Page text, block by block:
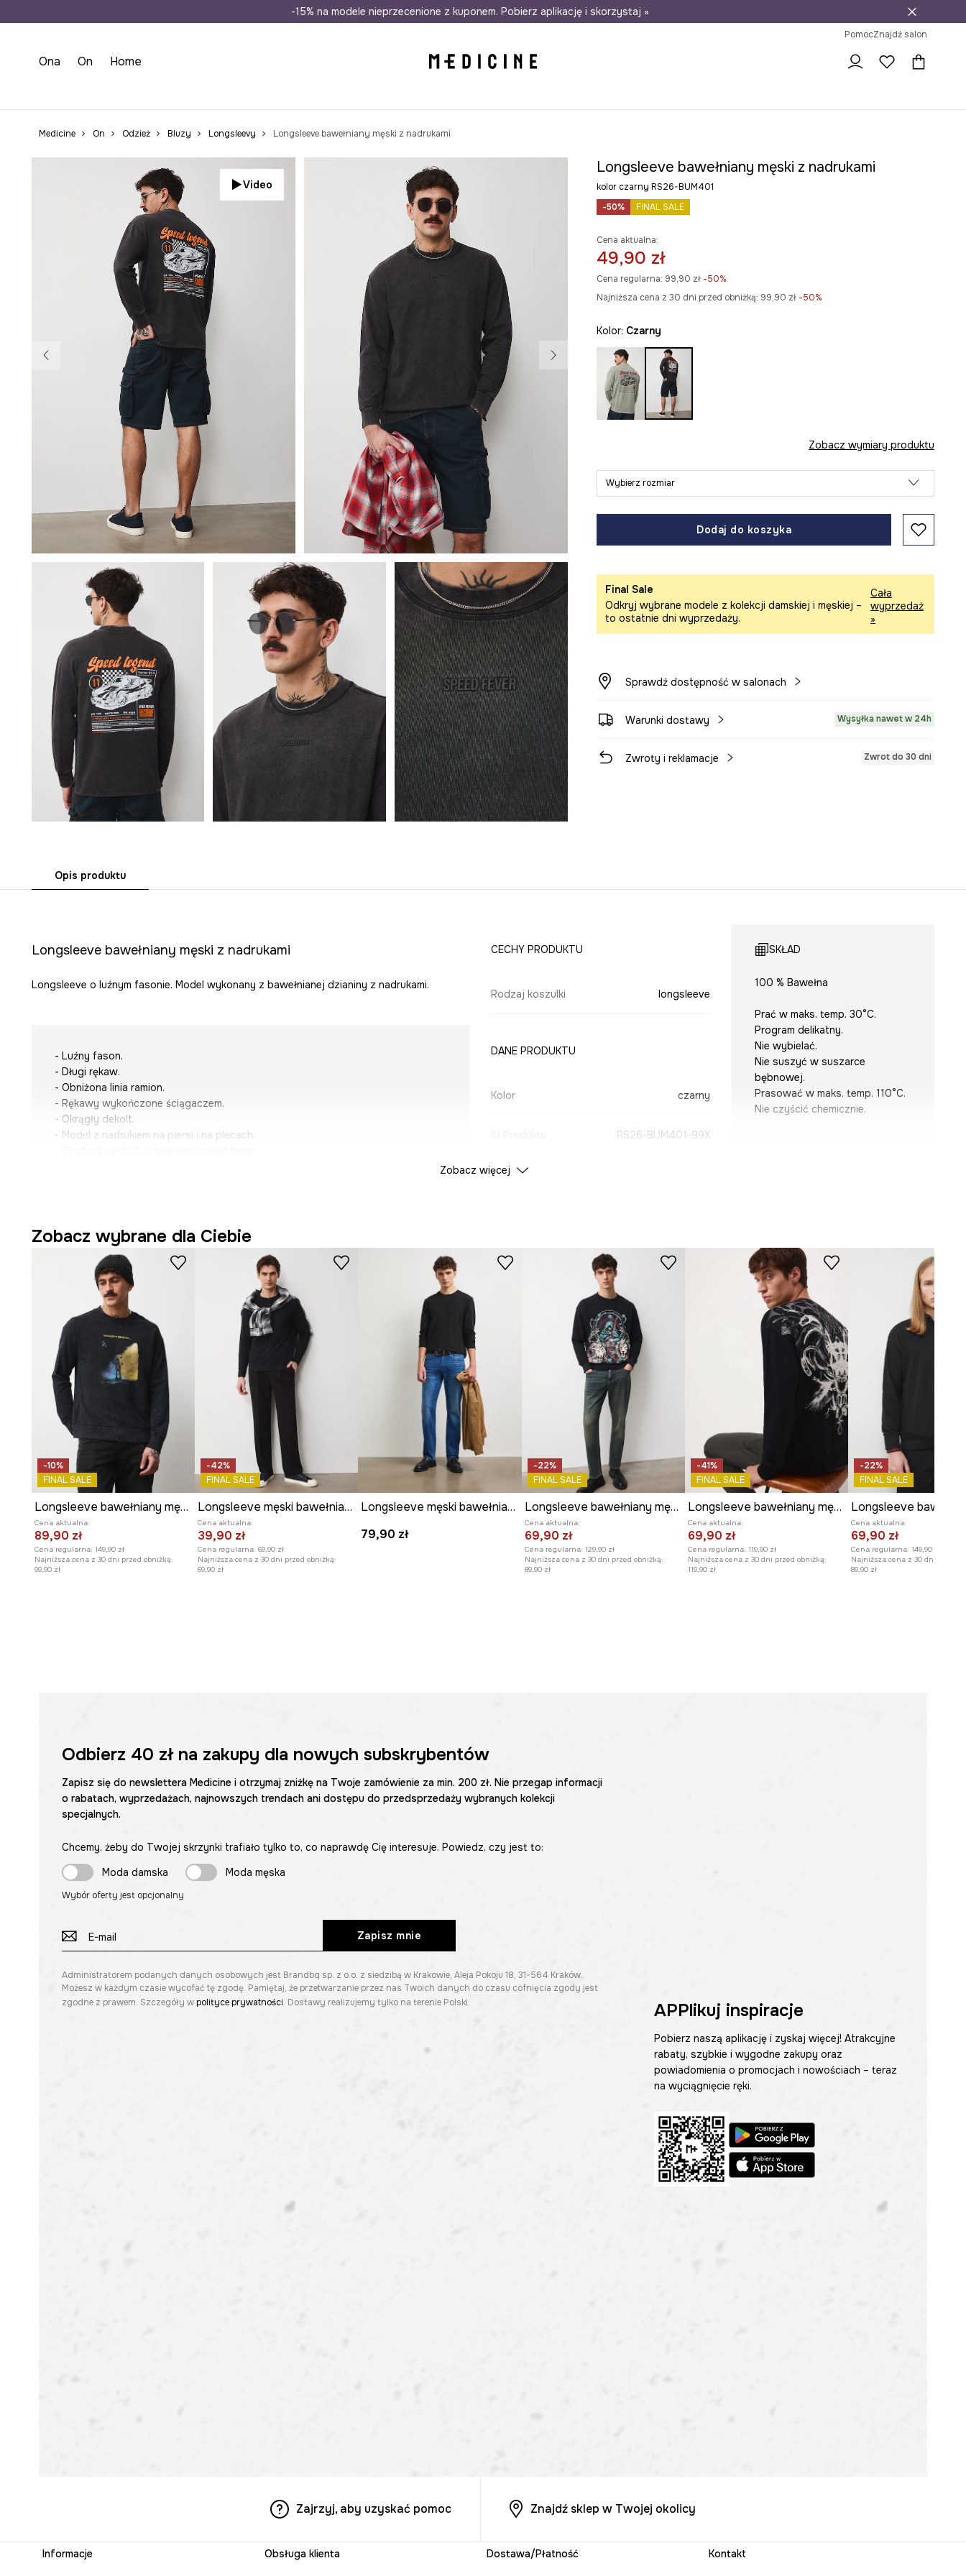
Wysyłka nawet w 24h Darmowa dostawa do salonów 30 dni na zwrot
-15% na modele nieprzecenione z kuponem. Pobierz aplikację i skorzystaj »
PomocZnajdź salon
Ona On Home
Medicine On Odzież Bluzy Longsleevy Longsleeve bawełniany męski z nadrukami
Video
Longsleeve bawełniany męski z nadrukami
kolor czarny RS26-BUM401
-50%
FINAL SALE
Cena aktualna:
49,90 zł
Cena regularna: 99,90 zł-50%
Najniższa cena z 30 dni przed obniżką: 99,90 zł -50%
Kolor: czarny
Zobacz wymiary produktu
Wybierz rozmiar
Dodaj do koszyka
Final Sale
Odkryj wybrane modele z kolekcji damskiej i męskiej –
to ostatnie dni wyprzedaży.
Cała
wyprzedaż
»
Sprawdź dostępność w salonach
Warunki dostawy Wysyłka nawet w 24h
Zwroty i reklamacje Zwrot do 30 dni
Opis produktu
Longsleeve bawełniany męski z nadrukami
Longsleeve o luźnym fasonie. Model wykonany z bawełnianej dzianiny z nadrukami.
- Luźny fason.
- Długi rękaw.
- Obniżona linia ramion.
- Rękawy wykończone ściągaczem.
- Okrągły dekolt.
- Model z nadrukiem na piersi i na plecach.
- Wymiary podane dla rozmiaru: M.
CECHY PRODUKTU
Rodzaj koszulki longsleeve
DANE PRODUKTU
Kolor czarny
RS26-BUM401-99X
Producent
SKŁAD
100 % Bawełna
Prać w maks. temp. 30°C.
Program delikatny.
Nie wybielać.
Nie suszyć w suszarce
bębnowej.
Prasować w maks. temp. 110°C.
Nie czyścić chemicznie.
WYMIARY
Model na zdjęciu ma 188 cm
wzrostu i ma na sobie rozmiar M.
Zobacz wymiary produktu
Zobacz więcej
Zobacz wybrane dla Ciebie
-10%
FINAL SALE
Longsleeve bawełniany męski z kolekcji Harry Potter
Cena aktualna:
89,90 zł
Cena regularna: 149,90 zł
Najniższa cena z 30 dni przed obniżką:
99,90 zł
-42%
FINAL SALE
Longsleeve męski bawełniany
Cena aktualna:
39,90 zł
Cena regularna: 69,90 zł
Najniższa cena z 30 dni przed obniżką:
69,90 zł
Longsleeve męski bawełniany z elastanem gładki
79,90 zł
-22%
FINAL SALE
Longsleeve bawełniany męski z nadrukiem
Cena aktualna:
69,90 zł
Cena regularna: 129,90 zł
Najniższa cena z 30 dni przed obniżką:
89,90 zł
-41%
FINAL SALE
Longsleeve bawełniany męski z nadrukiem
Cena aktualna:
69,90 zł
Cena regularna: 119,90 zł
Najniższa cena z 30 dni przed obniżką:
119,90 zł
-22%
FINAL SALE
Cena aktualna:
69,90 zł
Cena regularna: 149,90 zł
Najniższa cena z 30 dni przed
89,90 zł
Odbierz 40 złna zakupy dla nowych subskrybentów
Zapisz się do newslettera Medicine i otrzymaj zniżkę na Twoje zamówienie za min. 200 zł. Nie przegap informacji
o rabatach, wyprzedażach, najnowszych trendach ani dostępu do przedsprzedaży wybranych kolekcji
specjalnych.
Chcemy, żeby do Twojej skrzynki trafiało tylko to, co naprawdę Cię interesuje. Powiedz, czy jest to:
Moda damska
Moda męska
Wybór oferty jest opcjonalny
Zapisz mnie
Administratorem podanych danych osobowych jest Brandbq sp. z o.o. z siedzibą w Krakowie, Aleja Pokoju 18, 31-564 Kraków.
Możesz w każdym czasie wycofać tę zgodę. Pamiętaj, że przetwarzanie przez nas Twoich danych do czasu cofnięcia zgody jest
zgodne z prawem. Szczegóły w polityce prywatności. Dostawy realizujemy tylko na terenie Polski. APPlikuj inspiracje
Pobierz naszą aplikację i zyskaj więcej! Atrakcyjne
rabaty, szybkie i wygodne zakupy oraz
powiadomienia o promocjach i nowościach – teraz
na wyciągnięcie ręki.
Zajrzyj, aby uzyskać pomoc Znajdź sklep w Twojej okolicy
Informacje Obsługa klienta Dostawa/Płatność Kontakt